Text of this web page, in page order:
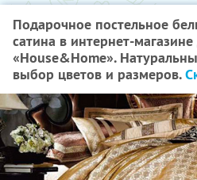
Подарочное постельное
сатина в интернет-
«House&Home».
выбор цветов и размеров.